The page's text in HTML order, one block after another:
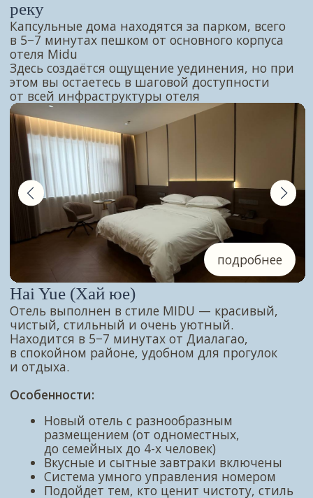
связаться полный прайс
Удобный выезд на шопинг и перезагрузку
без толпы выходных. Едем быстро, живём
комфортно, возвращаемся с покупками
По средам выгоднее: от 6 900 ₽ за 2 ночи
Идет активный набор
в тур!
Ответьте на несколько вопросов
Какой маршрут?
Сколько ночей?